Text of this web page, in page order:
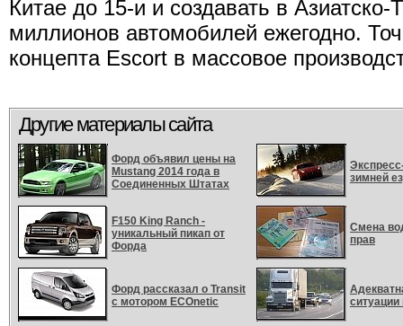
Китае до 15-и и создавать в
миллионов автомобилей ежегодно.
концепта Escort в массовое
Другие материалы сайта
Форд объявил цены на
Mustang 2014 года в
Соединенных Штатах
F150 King Ranch -
уникальный пикап от
Форда
Форд рассказал о Transit
с мотором ECOnetic
зимней
Смена
прав
ситуации